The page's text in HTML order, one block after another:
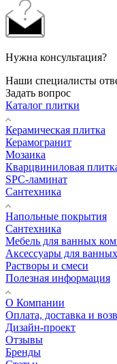
Нужна консультация?
Наши специалисты
Задать вопрос
Каталог плитки
Керамическая плитка
Керамогранит
Мозаика
Кварцвиниловая
SPC-ламинат
Сантехника
Напольные покрытия
Сантехника
Мебель для ванных
Аксессуары для
Растворы и смеси
Полезная информация
О Компании
Оплата, доставка и
Дизайн-проект
Отзывы
Бренды